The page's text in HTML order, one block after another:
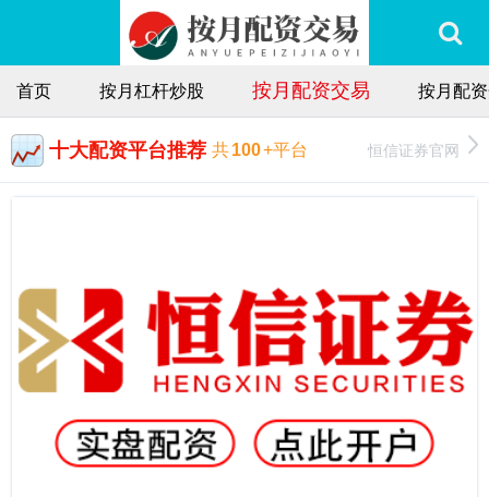
首页 按月杠杆炒股 按月配资交易 按月配
十大配资平台推荐 共100+平台 恒信证券官网